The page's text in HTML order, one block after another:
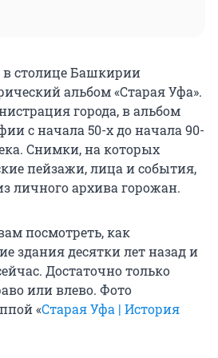
столице Башкирии
альбом «Старая Уфа».
города, в альбом
с начала 50-х до начала 90-
Снимки, на которых
пейзажи, лица и события,
личного архива горожан.
посмотреть, как
здания десятки лет назад и
Достаточно только
или влево. Фото
«Старая Уфа | История